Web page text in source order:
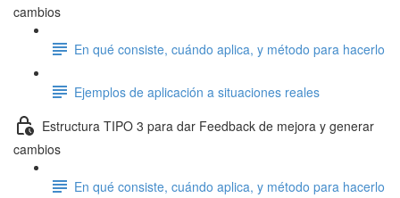
cambios
En qué consiste, cuándo aplica, y método para hacerlo
Ejemplos de aplicación a situaciones reales
Estructura TIPO 3 para dar Feedback de mejora y generar
cambios
En qué consiste, cuándo aplica, y método para hacerlo